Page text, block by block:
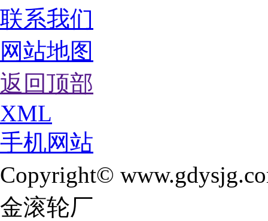
联系我们
网站地图
返回顶部
XML
手机网站
Copyright©
金滚轮厂